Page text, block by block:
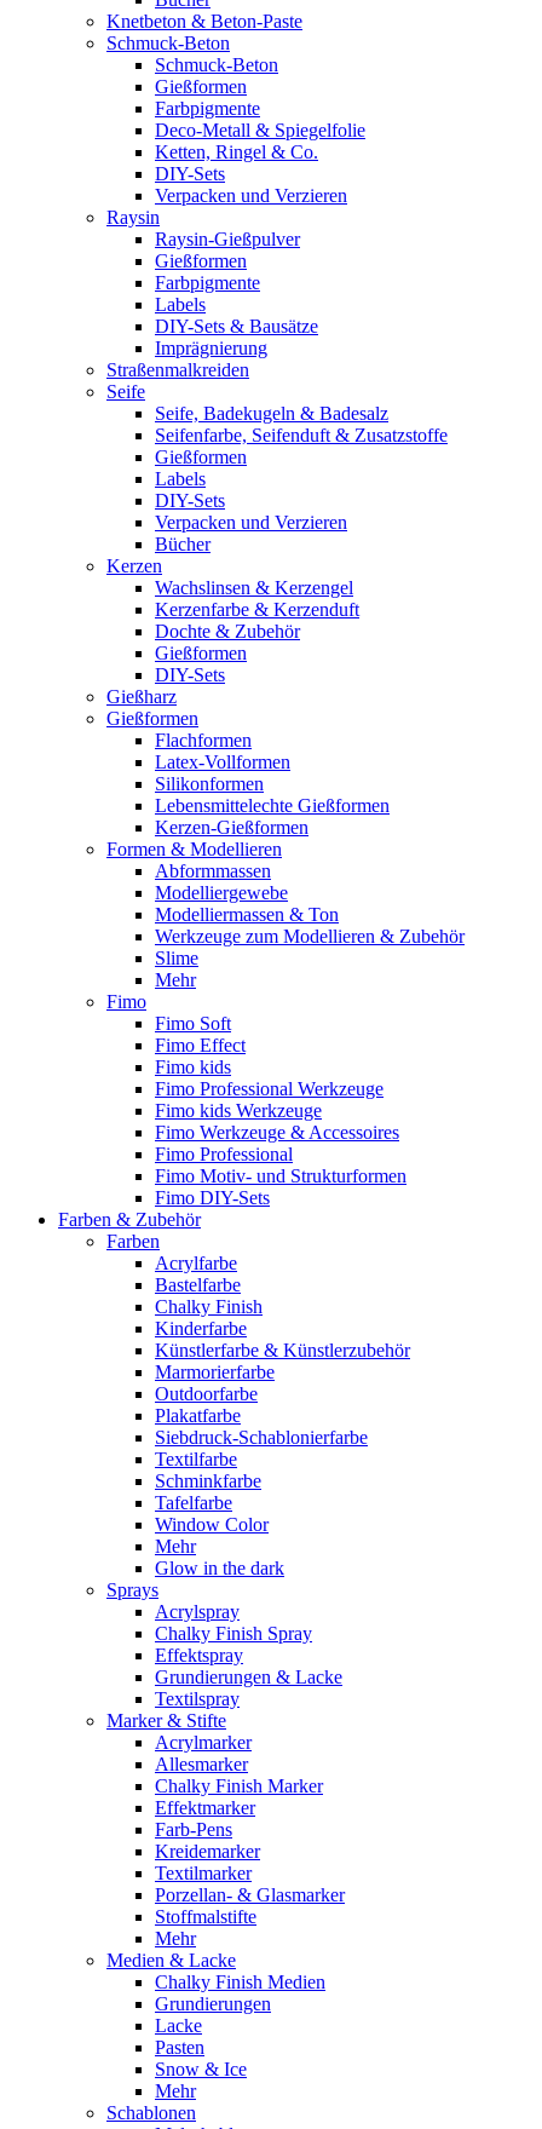
Knetbeton & Beton-Paste
Schmuck-Beton
Schmuck-Beton
Gießformen
Farbpigmente
Deco-Metall & Spiegelfolie
Ketten, Ringel & Co.
DIY-Sets
Verpacken und Verzieren
Raysin
Raysin-Gießpulver
Gießformen
Farbpigmente
Labels
DIY-Sets & Bausätze
Imprägnierung
Straßenmalkreiden
Seife
Seife, Badekugeln & Badesalz
Seifenfarbe, Seifenduft & Zusatzstoffe
Gießformen
Labels
DIY-Sets
Verpacken und Verzieren
Bücher
Kerzen
Wachslinsen & Kerzengel
Kerzenfarbe & Kerzenduft
Dochte & Zubehör
Gießformen
DIY-Sets
Gießharz
Gießformen
Flachformen
Latex-Vollformen
Silikonformen
Lebensmittelechte Gießformen
Kerzen-Gießformen
Formen & Modellieren
Abformmassen
Modelliergewebe
Modelliermassen & Ton
Werkzeuge zum Modellieren & Zubehör
Slime
Mehr
Fimo
Fimo Soft
Fimo Effect
Fimo kids
Fimo Professional Werkzeuge
Fimo kids Werkzeuge
Fimo Werkzeuge & Accessoires
Fimo Professional
Fimo Motiv- und Strukturformen
Fimo DIY-Sets
Farben & Zubehör
Farben
Acrylfarbe
Bastelfarbe
Chalky Finish
Kinderfarbe
Künstlerfarbe & Künstlerzubehör
Marmorierfarbe
Outdoorfarbe
Plakatfarbe
Siebdruck-Schablonierfarbe
Textilfarbe
Schminkfarbe
Tafelfarbe
Window Color
Mehr
Glow in the dark
Sprays
Acrylspray
Chalky Finish Spray
Effektspray
Grundierungen & Lacke
Textilspray
Marker & Stifte
Acrylmarker
Allesmarker
Chalky Finish Marker
Effektmarker
Farb-Pens
Kreidemarker
Textilmarker
Porzellan- & Glasmarker
Stoffmalstifte
Mehr
Medien & Lacke
Chalky Finish Medien
Grundierungen
Lacke
Pasten
Snow & Ice
Mehr
Schablonen